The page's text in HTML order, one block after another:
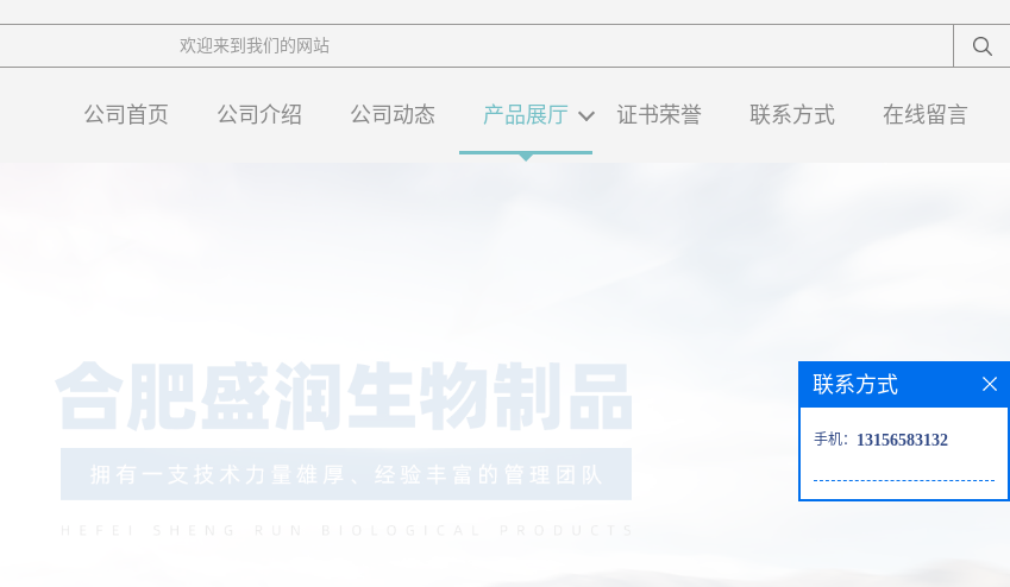
欢迎来到我们的网站
公司首页 公司介绍 公司动态 产品展厅 证书荣誉 联系方式 在线留言
联系方式
手机： 13156583132